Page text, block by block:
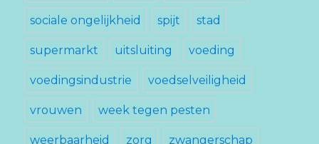
sociale ongelijkheid spijt stad
supermarkt uitsluiting voeding
voedingsindustrie voedselveiligheid
vrouwen week tegen pesten
weerbaarheid zorg zwangerschap